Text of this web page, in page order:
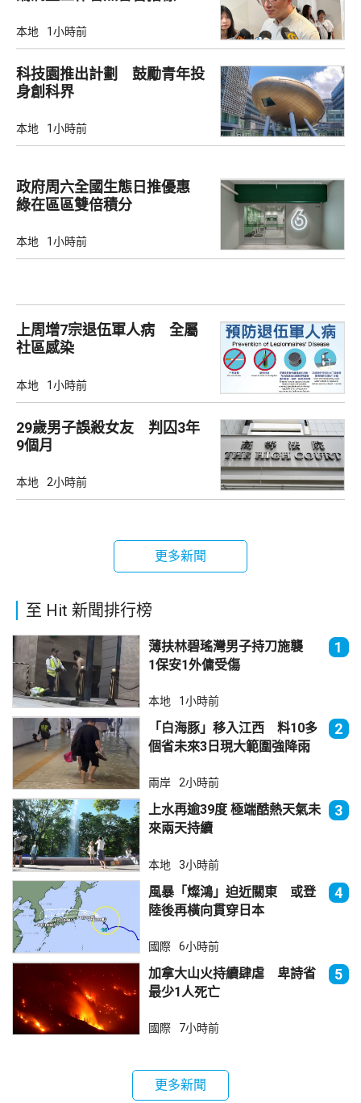
本地 1小時前
科技園推出計劃 鼓勵青年投
身創科界
本地 1小時前
政府周六全國生態日推優惠
綠在區區雙倍積分
本地 1小時前
上周增7宗退伍軍人病 全屬
社區感染
本地 1小時前
29歲男子誤殺女友 判囚3年
9個月
本地 2小時前
更多新聞
至 Hit 新聞排行榜
薄扶林碧瑤灣男子持刀施襲
1保安1外傭受傷
1
本地 1小時前
「白海豚」移入江西 料10多
個省未來3日現大範圍強降雨
2
兩岸 2小時前
上水再逾39度 極端酷熱天氣未
來兩天持續
3
本地 3小時前
風暴「燦鴻」迫近關東 或登
陸後再橫向貫穿日本
4
國際 6小時前
加拿大山火持續肆虐 卑詩省
最少1人死亡
5
國際 7小時前
更多新聞